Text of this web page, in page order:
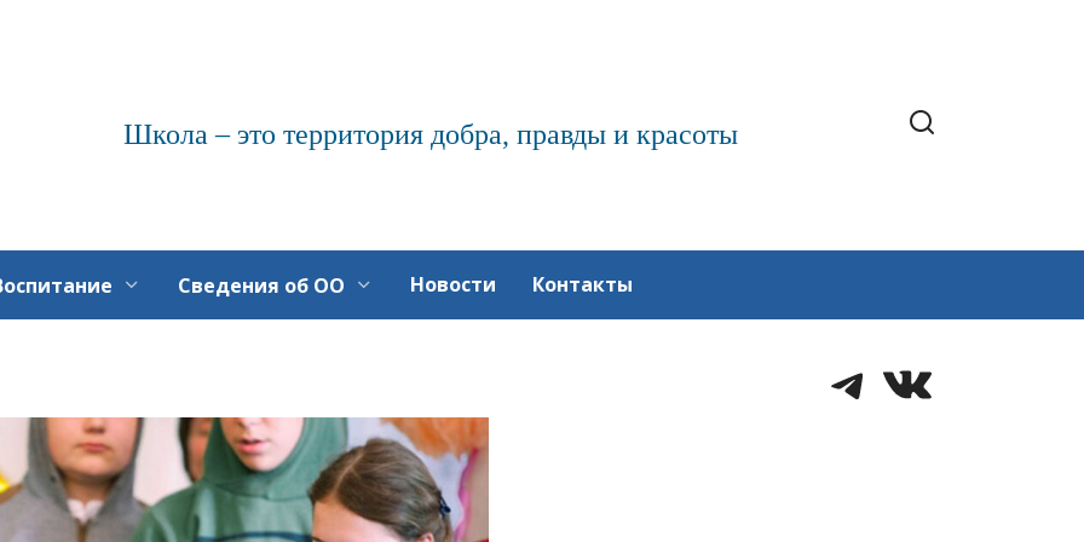
Школа – это территория добра, правды и красоты
Сведения об ОО Новости Контакты
Telegram
VK